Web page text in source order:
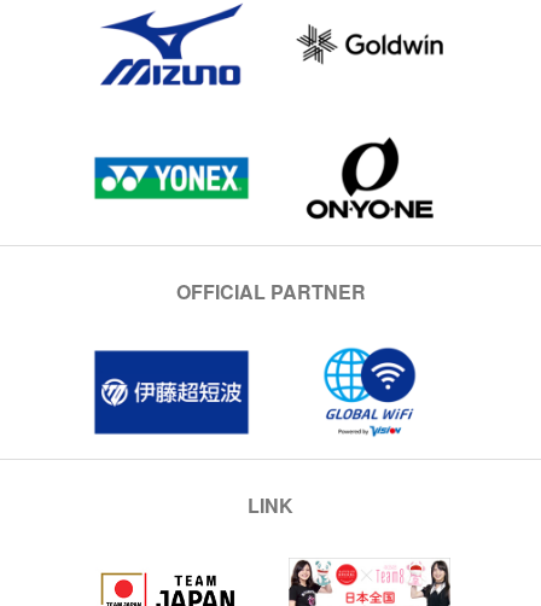
OFFICIAL PARTNER
LINK